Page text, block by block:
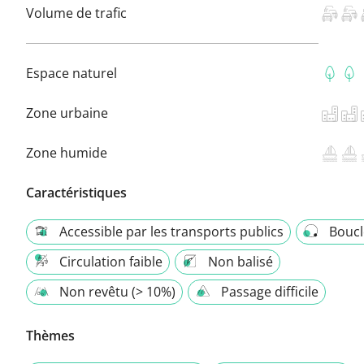
Volume de trafic
Espace naturel
Zone urbaine
Zone humide
Caractéristiques
Accessible par les transports publics
Circulation faible
Non balisé
Non revêtu (> 10%)
Passage difficile
Thèmes